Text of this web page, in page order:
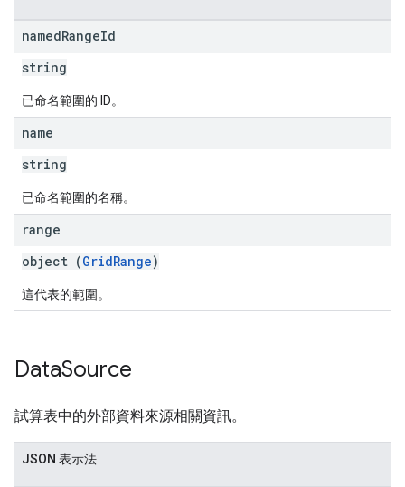
namedRangeId
string
已命名範圍的 ID。
name
string
已命名範圍的名稱。
range
object (GridRange)
這代表的範圍。
DataSource
試算表中的外部資料來源相關資訊。
JSON 表示法